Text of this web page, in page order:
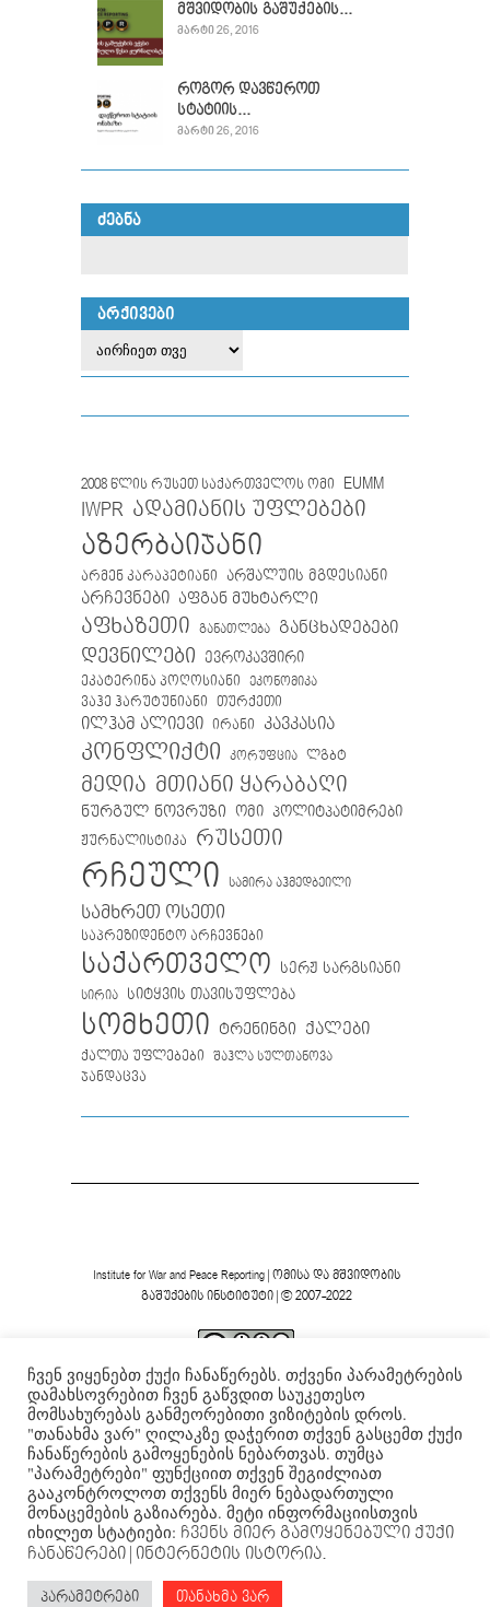
მშვიდობის გაშუქების...
ᲛᲐᲠᲢᲘ 26, 2016
როგორ დავწეროთ
სტატიის...
ᲛᲐᲠᲢᲘ 26, 2016
ᲫᲔᲑᲜᲐ
ᲐᲠᲥᲘᲕᲔᲑᲘ
2008 წლის რუსეთ საქართველოს ომი EUMM
IWPR ადამიანის უფლებები
აზერბაიჯანი
არმენ კარაპეტიანი არშალუის მგდესიანი
არჩევნები აფგან მუხტარლი
აფხაზეთი განათლება განცხადებები
დევნილები
ევროკავშირი
ეკატერინა პოღოსიანი
ეკონომიკა
ვაჰე ჰარუტუნიანი თურქეთი
ილჰამ ალიევი ირანი კავკასია
კონფლიქტი კორუფცია ლგბტ
მედია მთიანი ყარაბაღი
ნურგულ ნოვრუზი ომი პოლიტპატიმრები
ჟურნალისტიკა
რუსეთი
რჩეული სამირა აჰმედბეილი
სამხრეთ ოსეთი
საპრეზიდენტო არჩევნები
საქართველო სერჟ სარგსიანი
სირია სიტყვის თავისუფლება
სომხეთი ტრენინგი ქალები
ქალთა უფლებები შაჰლა სულთანოვა
ჯანდაცვა
Institute for War and Peace Reporting| ომისა და მშვიდობის
გაშუქების ინსტიტუტი| © 2007-2022
ვებგვერდის ფორმა და შინაარსი დაცულიაCreative
Commons-ის არაკომერციული 4.0 საერთაშორისო
ლიცენზიის ფარგლებში.
ჩვენ ვიყენებთ ქუქი ჩანაწერებს. თქვენი პარამეტრების
დამახსოვრებით ჩვენ გაწვდით საუკეთესო
მომსახურებას განმეორებითი ვიზიტების დროს.
"თანახმა ვარ" ღილაკზე დაჭერით თქვენ გასცემთ ქუქი
ჩანაწერების გამოყენების ნებართვას. თუმცა
"პარამეტრები" ფუნქციით თქვენ შეგიძლიათ
გააკონტროლოთ თქვენს მიერ ნებადართული
მონაცემების გაზიარება. მეტი ინფორმაციისთვის
იხილეთ სტატიები: ჩვენს მიერ გამოყენებული ქუქი
ჩანაწერები | ინტერნეტის ისტორია.
პარამეტრები თანახმა ვარ